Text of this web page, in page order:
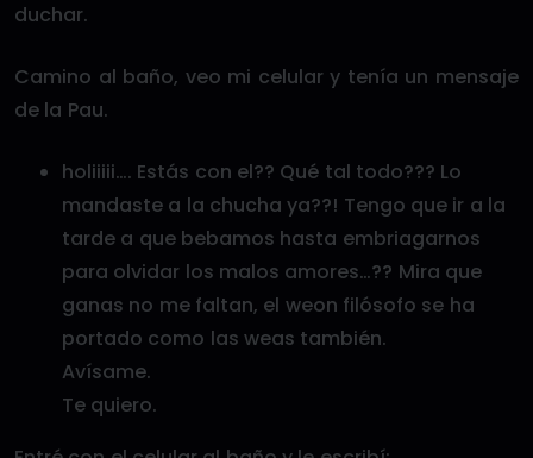
duchar.
Camino al baño, veo mi celular y tenía un mensaje
de la Pau.
holiiiii…. Estás con el?? Qué tal todo??? Lo
mandaste a la chucha ya??! Tengo que ir a la
tarde a que bebamos hasta embriagarnos
para olvidar los malos amores…?? Mira que
ganas no me faltan, el weon filósofo se ha
portado como las weas también.
Avísame.
Te quiero.